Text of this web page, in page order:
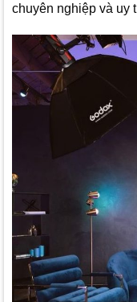
chuyên nghiệp và uy